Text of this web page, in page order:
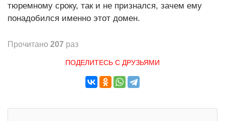
тюремному сроку, так и не признался, зачем ему
понадобился именно этот домен.
Прочитано 207 раз
ПОДЕЛИТЕСЬ С ДРУЗЬЯМИ